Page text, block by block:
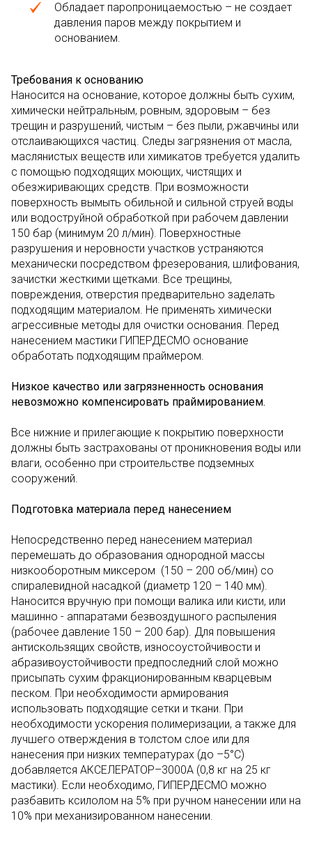
Обладает паропроницаемостью – не создает
давления паров между покрытием и
основанием.
Требования к основанию
Наносится на основание, которое должны быть сухим,
химически нейтральным, ровным, здоровым – без
трещин и разрушений, чистым – без пыли, ржавчины или
отслаивающихся частиц. Следы загрязнения от масла,
маслянистых веществ или химикатов требуется удалить
с помощью подходящих моющих, чистящих и
обезжиривающих средств. При возможности
поверхность вымыть обильной и сильной струей воды
или водоструйной обработкой при рабочем давлении
150 бар (минимум 20 л/мин). Поверхностные
разрушения и неровности участков устраняются
механически посредством фрезерования, шлифования,
зачистки жесткими щетками. Все трещины,
повреждения, отверстия предварительно заделать
подходящим материалом. Не применять химически
агрессивные методы для очистки основания. Перед
нанесением мастики ГИПЕРДЕСМО основание
обработать подходящим праймером.
Низкое качество или загрязненность основания
невозможно компенсировать праймированием.
Все нижние и прилегающие к покрытию поверхности
должны быть застрахованы от проникновения воды или
влаги, особенно при строительстве подземных
сооружений.
Подготовка материала перед нанесением
Непосредственно перед нанесением материал
перемешать до образования однородной массы
низкооборотным миксером (150 – 200 об/мин) со
спиралевидной насадкой (диаметр 120 – 140 мм).
Наносится вручную при помощи валика или кисти, или
машинно - аппаратами безвоздушного распыления
(рабочее давление 150 – 200 бар). Для повышения
антискользящих свойств, износоустойчивости и
абразивоустойчивости предпоследний слой можно
присыпать сухим фракционированным кварцевым
песком. При необходимости армирования
использовать подходящие сетки и ткани. При
необходимости ускорения полимеризации, а также для
лучшего отверждения в толстом слое или для
нанесения при низких температурах (до –5°С)
добавляется АКСЕЛЕРАТОР–3000А (0,8 кг на 25 кг
мастики). Если необходимо, ГИПЕРДЕСМО можно
разбавить ксилолом на 5% при ручном нанесении или на
10% при механизированном нанесении.